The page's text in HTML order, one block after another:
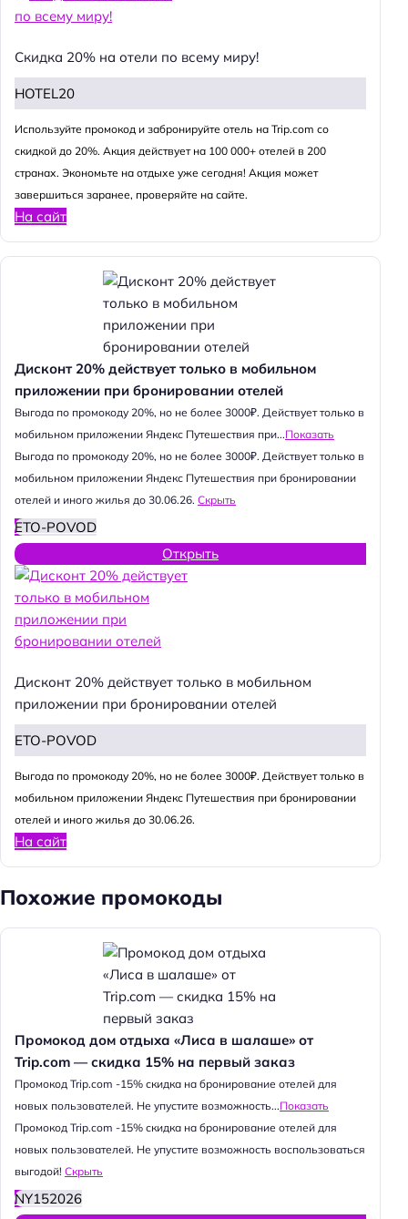
Скидка 20% на отели по всему миру!
HOTEL20
Используйте промокод и забронируйте отель на Trip.com со
скидкой до 20%. Акция действует на 100 000+ отелей в 200
странах. Экономьте на отдыхе уже сегодня! Акция может
завершиться заранее, проверяйте на сайте.
На сайт
Дисконт 20% действует только в мобильном
приложении при бронировании отелей
Выгода по промокоду 20%, но не более 3000₽. Действует только в
мобильном приложении Яндекс Путешествия при...Показать
Выгода по промокоду 20%, но не более 3000₽. Действует только в
мобильном приложении Яндекс Путешествия при бронировании
отелей и иного жилья до 30.06.26. Скрыть
ETO-POVOD
Открыть
Дисконт 20% действует только в мобильном
приложении при бронировании отелей
ETO-POVOD
Выгода по промокоду 20%, но не более 3000₽. Действует только в
мобильном приложении Яндекс Путешествия при бронировании
отелей и иного жилья до 30.06.26.
На сайт
Похожие промокоды
Промокод дом отдыха «Лиса в шалаше» от
Trip.com — скидка 15% на первый заказ
Промокод Trip.com -15% скидка на бронирование отелей для
новых пользователей. Не упустите возможность...Показать
Промокод Trip.com -15% скидка на бронирование отелей для
новых пользователей. Не упустите возможность воспользоваться
выгодой! Скрыть
NY152026